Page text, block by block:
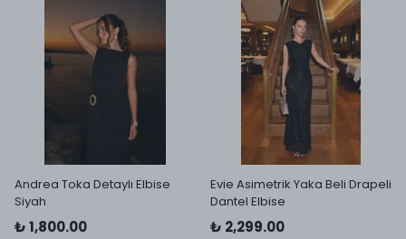
Andrea Toka Detaylı Elbise
Siyah
₺ 1,800.00
Evie Asimetrik Yaka Beli Drapeli
Dantel Elbise
₺ 2,299.00